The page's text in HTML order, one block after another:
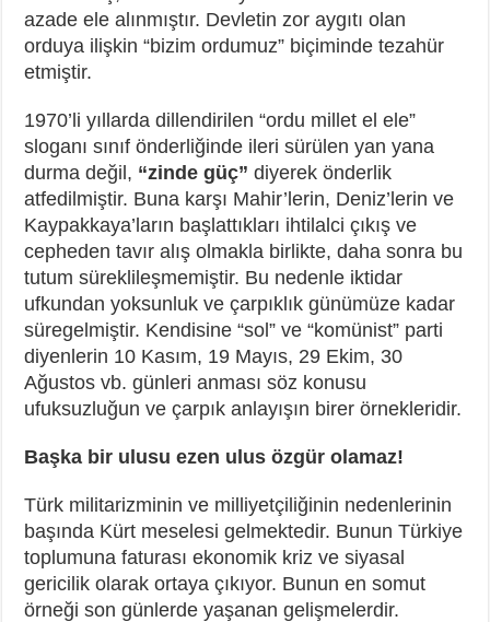
azade ele alınmıştır. Devletin zor aygıtı olan
orduya ilişkin “bizim ordumuz” biçiminde tezahür
etmiştir.
1970’li yıllarda dillendirilen “ordu millet el ele”
sloganı sınıf önderliğinde ileri sürülen yan yana
durma değil, “zinde güç” diyerek önderlik
atfedilmiştir. Buna karşı Mahir’lerin, Deniz’lerin ve
Kaypakkaya’ların başlattıkları ihtilalci çıkış ve
cepheden tavır alış olmakla birlikte, daha sonra bu
tutum süreklileşmemiştir. Bu nedenle iktidar
ufkundan yoksunluk ve çarpıklık günümüze kadar
süregelmiştir. Kendisine “sol” ve “komünist” parti
diyenlerin 10 Kasım, 19 Mayıs, 29 Ekim, 30
Ağustos vb. günleri anması söz konusu
ufuksuzluğun ve çarpık anlayışın birer örnekleridir.
Başka bir ulusu ezen ulus özgür olamaz!
Türk militarizminin ve milliyetçiliğinin nedenlerinin
başında Kürt meselesi gelmektedir. Bunun Türkiye
toplumuna faturası ekonomik kriz ve siyasal
gericilik olarak ortaya çıkıyor. Bunun en somut
örneği son günlerde yaşanan gelişmelerdir.